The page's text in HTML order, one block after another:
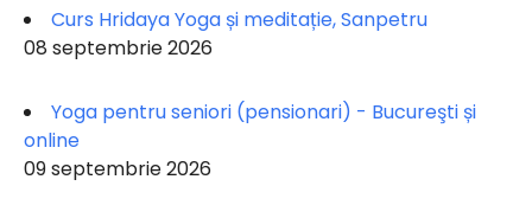
Curs Hridaya Yoga și meditație, Sanpetru
08 septembrie 2026
Yoga pentru seniori (pensionari) - Bucureşti și
online
09 septembrie 2026